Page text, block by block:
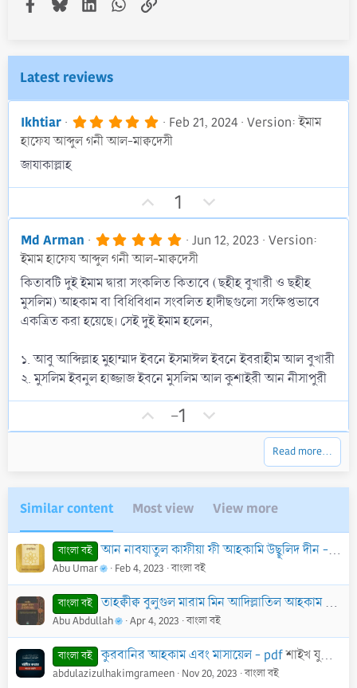
Latest reviews
Ikhtiar 5
.
0
t
(
s
)
Feb 21, 2024 Version: ইমাম
হাফেয আব্দুল গনী আল-মাক্বদেসী
জাযাকাল্লাহ
p
v
o
t
e
1
o
w
v
o
t
Md Arman 5
.
0
0
s
t
a
r
s
)
Jun 12, 2023 Version:
ইমাম হাফেয আব্দুল গনী আল-মাক্বদেসী
কিতাবটি দুই ইমাম দ্বারা সংকলিত কিতাবে (ছহীহ বুখারী ও ছহীহ
মুসলিম) আহকাম বা বিধিবিধান সংবলিত হাদীছগুলো সংক্ষিপ্তভাবে
একত্রিত করা হয়েছে। সেই দুই ইমাম হলেন,
১. আবু আব্দিল্লাহ মুহাম্মাদ ইবনে ইসমাঈল ইবনে ইবরাহীম আল বুখারী
২. মুসলিম ইবনুল হাজ্জাজ ইবনে মুসলিম আল কুশাইরী আন নীসাপুরী
U
p
t
e
-1
o
v
o
t
e
Read more…
Similar content Most view View more
বাংলা বই আন নাবযাতুল কাফীয়া ফী আহকামি উছ্বূলিদ দীন - An Nabzatul Kafiya Fi Ahkami Usulid Din
Abu Umar Feb 4, 2023 বাংলা বই
বাংলা বই তাহক্বীক্ব বুলুগুল মারাম মিন আদিল্লাতিল আহকাম - PDF
Abu Abdullah Apr 4, 2023 বাংলা বই
বাংলা বই কুরবানির আহকাম এবং মাসায়েল - pdfশাইখ যুবায়ের আলী যাঈ (রাহি.)
abdulazizulhakimgrameen Nov 20, 2023 বাংলা বই